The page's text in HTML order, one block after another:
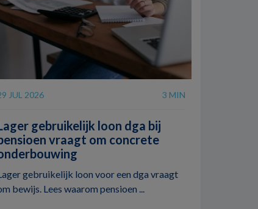
JUL 2026 3 MIN
gebruikelijk loon dga bij
vraagt om concrete
gebruikelijk loon voor een dga vraagt
bewijs. Lees waarom pensioen ...